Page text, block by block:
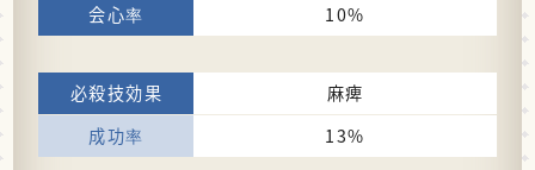
10%
麻痺
13%